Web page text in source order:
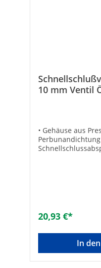
10 mm Ventil
• Gehäuse aus
lieferbar• Max.
Werkstoff des
Anschluss 1
1:SchneidringMit
20,93 €*
In